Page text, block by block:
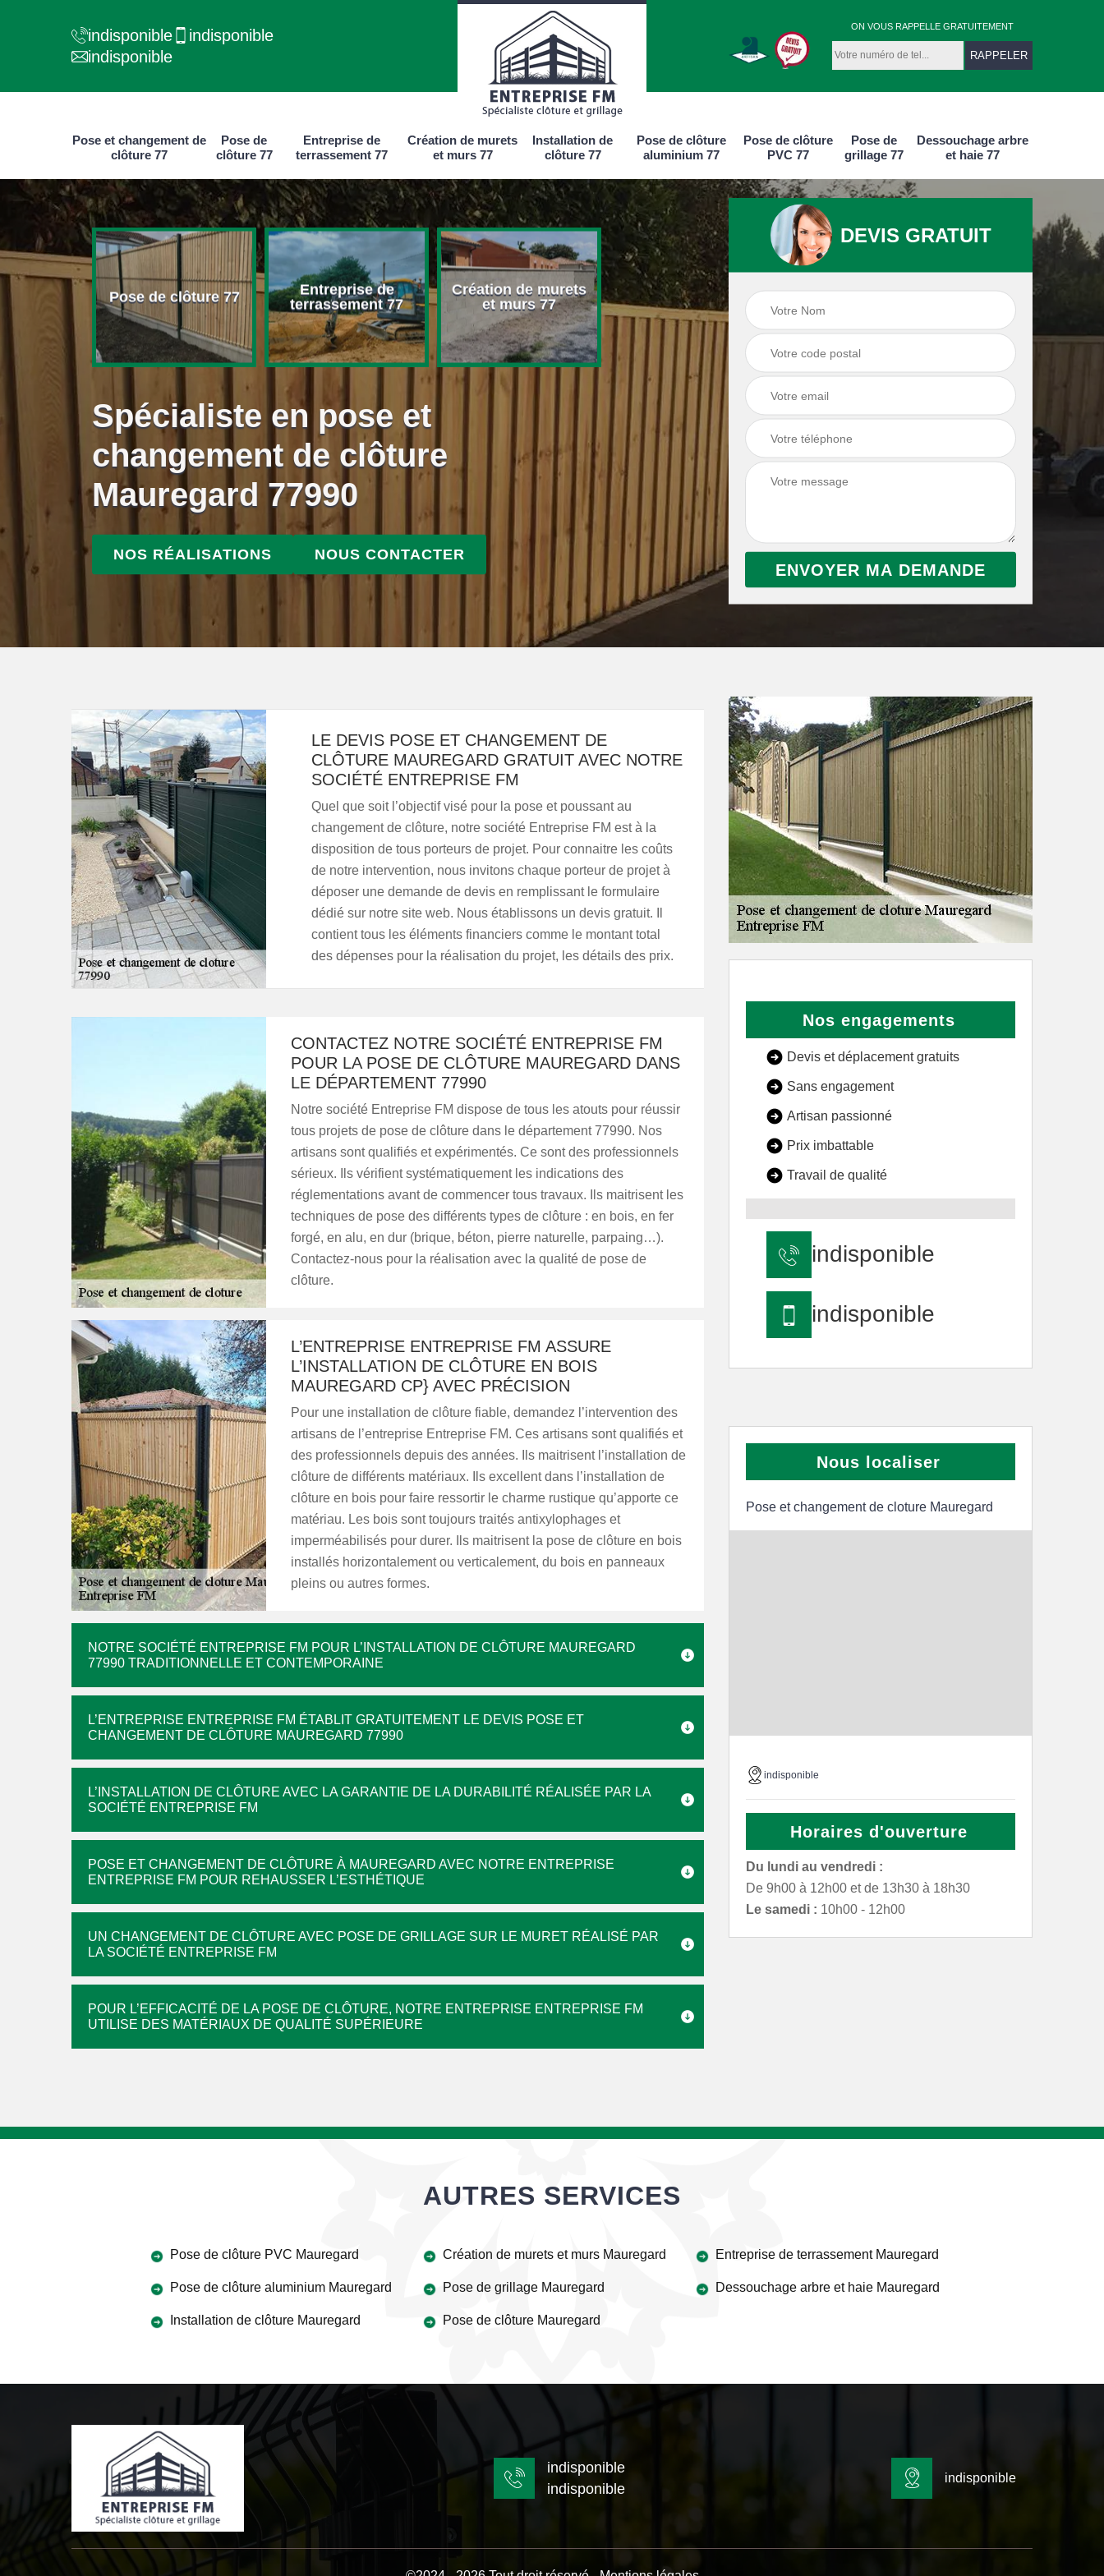
indisponible
indisponible
indisponible
ON VOUS RAPPELLE GRATUITEMENT
Pose et changement de
clôture 77
Pose de
clôture 77
Entreprise de
terrassement 77
Création de murets
et murs 77
Installation de
clôture 77
Pose de clôture
aluminium 77
Pose de clôture
PVC 77
Pose de
grillage 77
Dessouchage arbre
et haie 77
clôture 77
Entreprise de
terrassement 77
Création de murets
et murs 77
Installation de
clôture 77
Pose de clôture
aluminium 77
Pose de clôture
Pose de
Spécialiste en pose et
changement de clôture
Mauregard 77990
NOS RÉALISATIONS NOUS CONTACTER
DEVIS GRATUIT
LE DEVIS POSE ET CHANGEMENT DE
CLÔTURE MAUREGARD GRATUIT AVEC NOTRE
SOCIÉTÉ ENTREPRISE FM
Quel que soit l’objectif visé pour la pose et poussant au
changement de clôture, notre société Entreprise FM est à la
disposition de tous porteurs de projet. Pour connaitre les coûts
de notre intervention, nous invitons chaque porteur de projet à
déposer une demande de devis en remplissant le formulaire
dédié sur notre site web. Nous établissons un devis gratuit. Il
contient tous les éléments financiers comme le montant total
des dépenses pour la réalisation du projet, les détails des prix.
CONTACTEZ NOTRE SOCIÉTÉ ENTREPRISE FM
POUR LA POSE DE CLÔTURE MAUREGARD DANS
LE DÉPARTEMENT 77990
Notre société Entreprise FM dispose de tous les atouts pour réussir
tous projets de pose de clôture dans le département 77990. Nos
artisans sont qualifiés et expérimentés. Ce sont des professionnels
sérieux. Ils vérifient systématiquement les indications des
réglementations avant de commencer tous travaux. Ils maitrisent les
techniques de pose des différents types de clôture : en bois, en fer
forgé, en alu, en dur (brique, béton, pierre naturelle, parpaing…).
Contactez-nous pour la réalisation avec la qualité de pose de
clôture.
L’ENTREPRISE ENTREPRISE FM ASSURE
L’INSTALLATION DE CLÔTURE EN BOIS
MAUREGARD CP} AVEC PRÉCISION
Pour une installation de clôture fiable, demandez l’intervention des
artisans de l’entreprise Entreprise FM. Ces artisans sont qualifiés et
des professionnels depuis des années. Ils maitrisent l’installation de
clôture de différents matériaux. Ils excellent dans l’installation de
clôture en bois pour faire ressortir le charme rustique qu’apporte ce
matériau. Les bois sont toujours traités antixylophages et
imperméabilisés pour durer. Ils maitrisent la pose de clôture en bois
installés horizontalement ou verticalement, du bois en panneaux
pleins ou autres formes.
NOTRE SOCIÉTÉ ENTREPRISE FM POUR L’INSTALLATION DE CLÔTURE MAUREGARD
77990 TRADITIONNELLE ET CONTEMPORAINE
L’ENTREPRISE ENTREPRISE FM ÉTABLIT GRATUITEMENT LE DEVIS POSE ET
CHANGEMENT DE CLÔTURE MAUREGARD 77990
L’INSTALLATION DE CLÔTURE AVEC LA GARANTIE DE LA DURABILITÉ RÉALISÉE PAR LA
SOCIÉTÉ ENTREPRISE FM
POSE ET CHANGEMENT DE CLÔTURE À MAUREGARD AVEC NOTRE ENTREPRISE
ENTREPRISE FM POUR REHAUSSER L’ESTHÉTIQUE
UN CHANGEMENT DE CLÔTURE AVEC POSE DE GRILLAGE SUR LE MURET RÉALISÉ PAR
LA SOCIÉTÉ ENTREPRISE FM
POUR L’EFFICACITÉ DE LA POSE DE CLÔTURE, NOTRE ENTREPRISE ENTREPRISE FM
UTILISE DES MATÉRIAUX DE QUALITÉ SUPÉRIEURE
Nos engagements
Devis et déplacement gratuits
Sans engagement
Artisan passionné
Prix imbattable
Travail de qualité
indisponible
indisponible
Nous localiser
Pose et changement de cloture Mauregard
indisponible
Horaires d'ouverture
Du lundi au vendredi :
De 9h00 à 12h00 et de 13h30 à 18h30
Le samedi : 10h00 - 12h00
AUTRES SERVICES
Pose de clôture PVC Mauregard
Pose de clôture aluminium Mauregard
Installation de clôture Mauregard
Création de murets et murs Mauregard
Pose de grillage Mauregard
Pose de clôture Mauregard
Entreprise de terrassement Mauregard
Dessouchage arbre et haie Mauregard
indisponible
indisponible
indisponible